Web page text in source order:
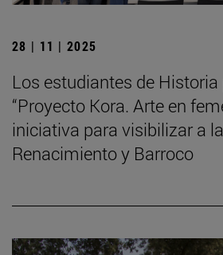
28 | 11 | 2025
Los estudiantes de Historia
“Proyecto Kora. Arte en
iniciativa para visibilizar a
Renacimiento y Barroco